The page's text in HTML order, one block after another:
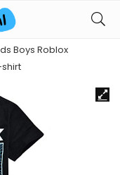
Boys Roblox